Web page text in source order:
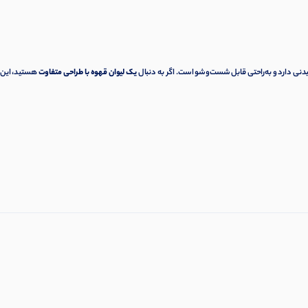
دارد و به‌راحتی قابل شست‌وشو است. اگر به دنبالیک لیوان قهوه با طراحی متفاوتهستید،